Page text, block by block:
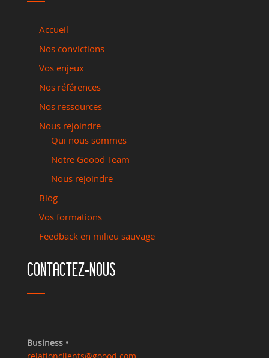
Accueil
Nos convictions
Vos enjeux
Nos références
Nos ressources
Nous rejoindre
Qui nous sommes
Notre Goood Team
Nous rejoindre
Blog
Vos formations
Feedback en milieu sauvage
CONTACTEZ-NOUS
Business •
relationclients@goood.com